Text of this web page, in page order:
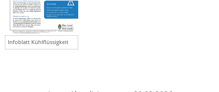
Infoblatt Kühlflüssigkeit